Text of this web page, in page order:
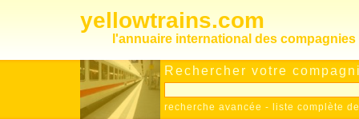
yellowtrains.com
l'annuaire international des
Rechercher votre
recherche avancée - liste complète